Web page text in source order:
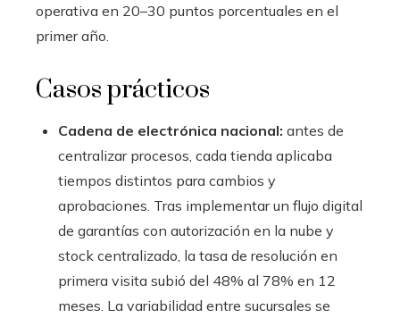
operativa en 20–30 puntos porcentuales en el
primer año.
Casos prácticos
Cadena de electrónica nacional: antes de
centralizar procesos, cada tienda aplicaba
tiempos distintos para cambios y
aprobaciones. Tras implementar un flujo digital
de garantías con autorización en la nube y
stock centralizado, la tasa de resolución en
primera visita subió del 48% al 78% en 12
meses. La variabilidad entre sucursales se